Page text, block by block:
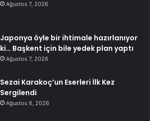
Ağustos 7, 2026
Japonya öyle bir ihtimale hazırlanıyor
ki… Başkent için bile yedek plan yaptı
Ağustos 7, 2026
Sezai Karakoç’un Eserleri İlk Kez
Sergilendi
Ağustos 6, 2026